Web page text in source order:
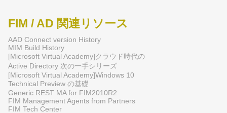
FIM / AD 関連リソース
AAD Connect version History
MIM Build History
[Microsoft Virtual Academy]クラウド時代の
Active Directory 次の一手シリーズ
[Microsoft Virtual Academy]Windows 10
Technical Preview の基礎
Generic REST MA for FIM2010R2
FIM Management Agents from Partners
FIM Tech Center